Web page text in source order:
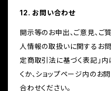
12. お問い合わせ
開示等のお申出、ご意見、ご
人情報の取扱いに関するお問
定商取引法に基づく表記」
くか、ショップページ内のお
合わせください。